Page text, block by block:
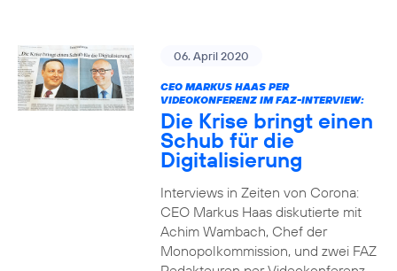
06. April 2020
CEO MARKUS HAAS PER
VIDEOKONFERENZ IM FAZ-INTERVIEW:
Die Krise bringt einen
Schub für die
Digitalisierung
Interviews in Zeiten von Corona:
CEO Markus Haas diskutierte mit
Achim Wambach, Chef der
Monopolkommission, und zwei FAZ